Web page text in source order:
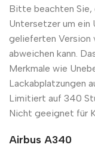
Bitte beachten
Untersetzer um ein
gelieferten Version
abweichen kann.
Merkmale wie
Lackabplatzungen
Limitiert auf 340
Nicht geeignet für
Airbus A340